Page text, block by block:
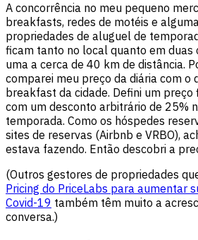
A concorrência no meu pequeno
breakfasts, redes de motéis e
propriedades de aluguel de
ficam tanto no local quanto em duas
uma a cerca de 40 km de distância.
comparei meu preço da diária com o
breakfast da cidade. Defini um preço
com um desconto arbitrário de 25%
temporada. Como os hóspedes
sites de reservas (Airbnb e VRBO),
estava fazendo. Então descobri a
(Outros gestores de propriedades
Pricing do PriceLabs para aumentar
Covid-19 também têm muito a
conversa.)